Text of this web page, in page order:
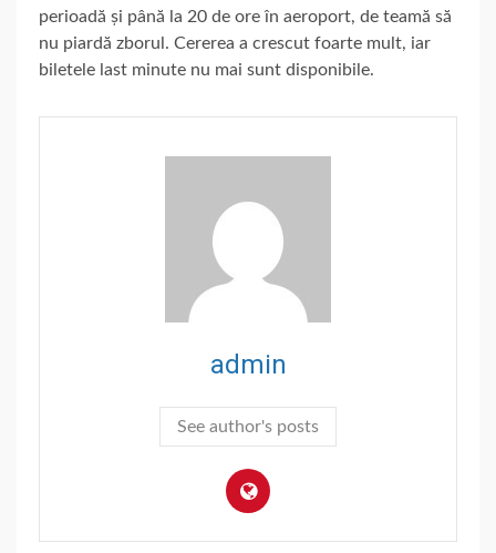
perioadă și până la 20 de ore în aeroport, de teamă să
nu piardă zborul. Cererea a crescut foarte mult, iar
biletele last minute nu mai sunt disponibile.
admin
See author's posts